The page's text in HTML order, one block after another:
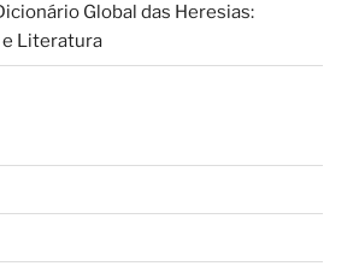
Global das Heresias:
e Literatura